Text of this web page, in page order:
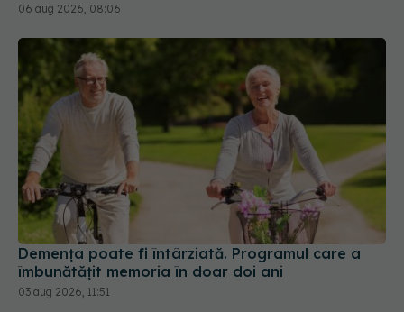
06 aug 2026, 08:06
Demența poate fi întârziată. Programul care a
îmbunătățit memoria în doar doi ani
03 aug 2026, 11:51